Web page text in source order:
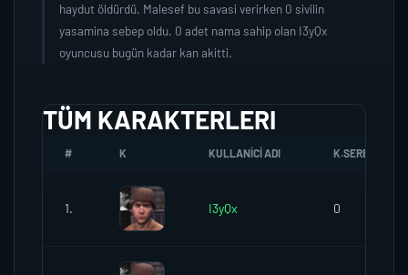
haydut öldürdü. Malesef bu savasi verirken 0 sivilin
yasamina sebep oldu. 0 adet nama sahip olan I3yQx
oyuncusu bugün kadar kan akitti.
TÜM KARAKTERLERI
# K KULLANICI ADI K.SEREFI
1. I3yQx 0